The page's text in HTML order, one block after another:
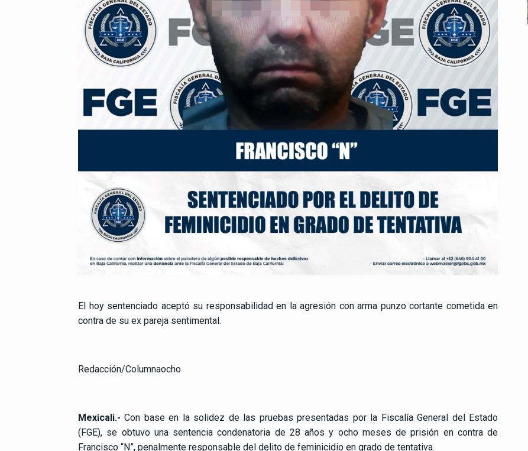
El hoy sentenciado aceptó su responsabilidad en la agresión con arma punzo cortante cometida en
contra de su ex pareja sentimental.
Redacción/Columnaocho
Mexicali.- Con base en la solidez de las pruebas presentadas por la Fiscalía General del Estado
(FGE), se obtuvo una sentencia condenatoria de 28 años y ocho meses de prisión en contra de
Francisco “N”, penalmente responsable del delito de feminicidio en grado de tentativa.